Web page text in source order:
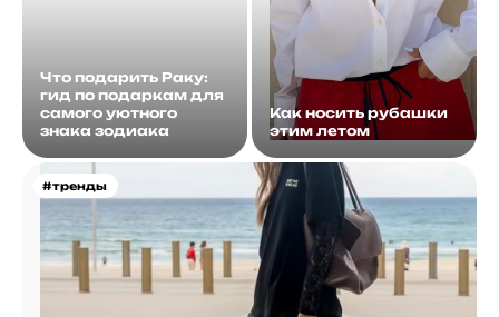
Что подарить Раку:
гид по подаркам для
самого уютного
знака зодиака
Как носить рубашки
этим летом
#тренды